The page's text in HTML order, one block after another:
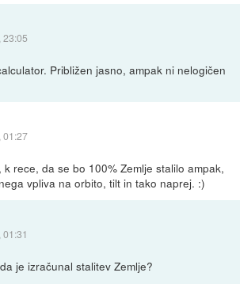
23:05
Približen jasno, ampak ni nelogičen
01:27
rece, da se bo 100% Zemlje stalilo ampak,
vpliva na orbito, tilt in tako naprej. :)
je izračunal stalitev Zemlje?